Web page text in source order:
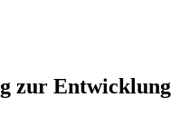
zur Entwicklung